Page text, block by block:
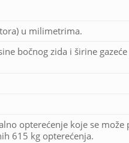
u milimetrima.
bočnog zida i širine
opterećenje koje se
615 kg opterećenja.